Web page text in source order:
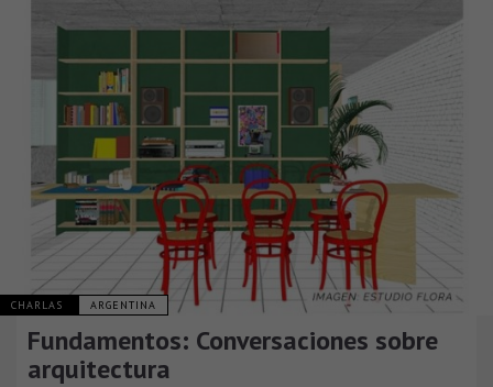
CHARLAS ARGENTINA
Fundamentos: Conversaciones sobre
arquitectura